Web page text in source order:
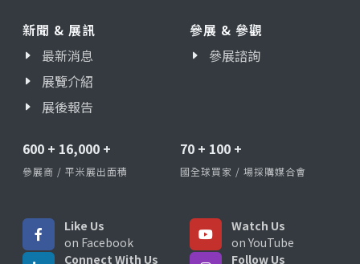
新聞 & 展訊
最新消息
展覽介紹
展後報告
參展 & 參觀
參展諮詢
600 + 16,000 +
參展商 / 平米展出面積
70 + 100 +
國全球買家 / 場採購媒合會
Like Us
on Facebook
Watch Us
on YouTube
Connect With Us
Follow Us